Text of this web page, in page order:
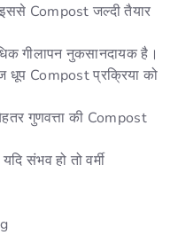
Compost जल्दी तैयार
गीलापन नुकसानदायक है।
धूप Compost प्रक्रिया को
गुणवत्ता की Compost
संभव हो तो वर्मी